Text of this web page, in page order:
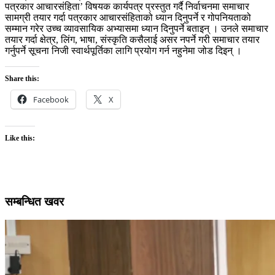
पत्रकार आचारसंहिता’ विषयक कार्यपत्र प्रस्तुत गर्दै निर्वाचनमा समाचार
सामग्री तयार गर्दा पत्रकार आचारसंहिताको ध्यान दिनुपर्ने र गोपनियताको
सम्मान गरेर उच्च व्यावसायिक अभ्यासमा ध्यान दिनुपर्ने बताइन् । उनले समाचार
तयार गर्दा क्षेत्र, लिंग, भाषा, संस्कृति कसैलाई असर नपर्ने गरी समाचार तयार
गर्नुपर्ने सूचना निजी स्वार्थपूर्तिका लागि प्रयोग गर्न नहुनेमा जोड दिइन् ।
Share this:
Facebook X
Like this:
सम्बन्धित खवर